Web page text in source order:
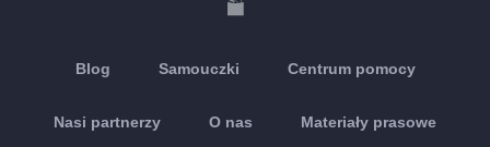
Blog Samouczki Centrum pomocy
Nasi partnerzy O nas Materiały prasowe